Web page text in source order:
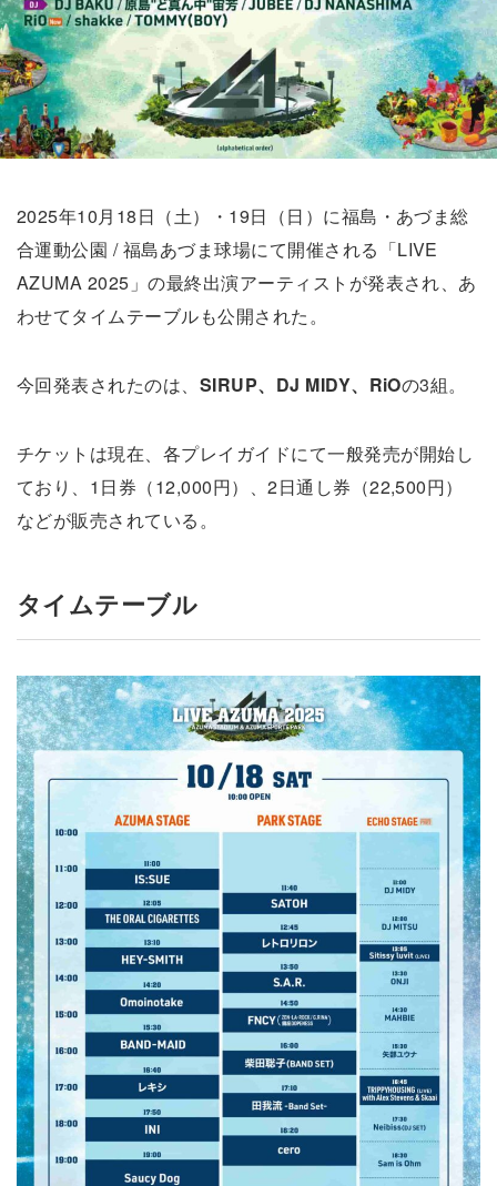
2025年10月18日（土）・19日（日）に福島・あづま総
合運動公園 / 福島あづま球場にて開催される「LIVE
AZUMA 2025」の最終出演アーティストが発表され、あ
わせてタイムテーブルも公開された。
今回発表されたのは、 SIRUP、DJ MIDY、RiOの3組。
チケットは現在、各プレイガイドにて一般発売が開始し
ており、1日券（12,000円）、2日通し券（22,500円）
などが販売されている。
タイムテーブル